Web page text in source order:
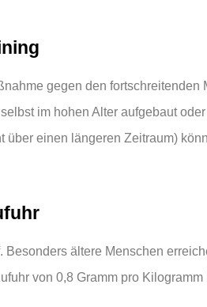
gegen den
im hohen Alter aufgebaut
über einen längeren Zeitraum)
ältere Menschen
von 0,8 Gramm pro Kilogramm